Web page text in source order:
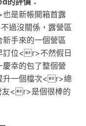
是新帳開箱首露
過沒關係，露營區
手來的一個營區
訂位<r>不然假日
幸的包了整個營
升一個檔次<r>總
友<r>是個很棒的